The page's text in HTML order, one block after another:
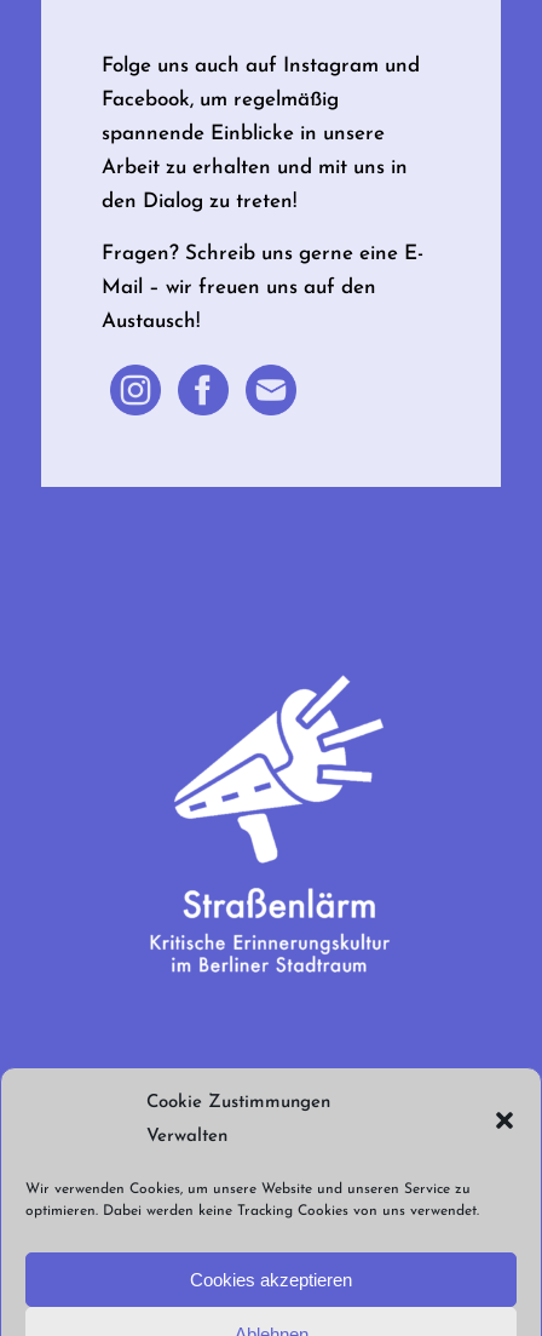
Cookie Zustimmungen
Verwalten
Wir verwenden Cookies, um unsere Website und unseren Service zu
optimieren. Dabei werden keine Tracking Cookies von uns verwendet.
Cookies akzeptieren
Folge uns auch auf Instagram und
Facebook, um regelmäßig
spannende Einblicke in unsere
Arbeit zu erhalten und mit uns in
den Dialog zu treten!
Fragen? Schreib uns gerne eine E-
Mail – wir freuen uns auf den
Austausch!
Wir brauchen
euren Support!
Jetzt spenden!